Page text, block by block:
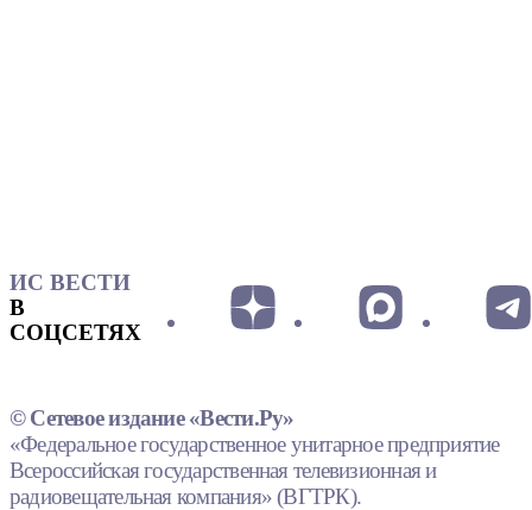
ИС ВЕСТИ
В
СОЦСЕТЯХ
© Сетевое издание «Вести.Ру»
«Федеральное государственное унитарное предприятие
Всероссийская государственная телевизионная и
радиовещательная компания» (ВГТРК).